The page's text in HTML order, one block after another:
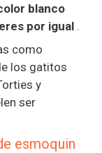
blanco
por igual .
como
los gatitos
y
ser
esmoquin